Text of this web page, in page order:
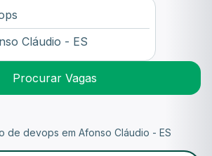
Procurar Vagas
de devops em Afonso Cláudio - ES